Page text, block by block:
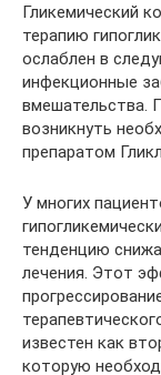
Гликемический
терапию
ослаблен в
инфекционные
вмешательства.
возникнуть
препаратом
У многих
тенденцию
лечения. Этот
известен как
которую